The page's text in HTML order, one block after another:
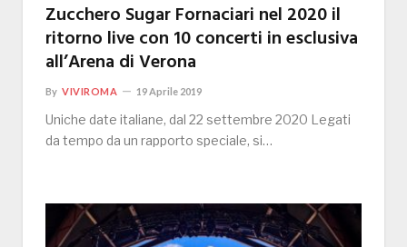
Zucchero Sugar Fornaciari nel 2020 il
ritorno live con 10 concerti in esclusiva
all’Arena di Verona
By VIVIROMA 19 Aprile 2019
Uniche date italiane, dal 22 settembre 2020 Legati
da tempo da un rapporto speciale, si…